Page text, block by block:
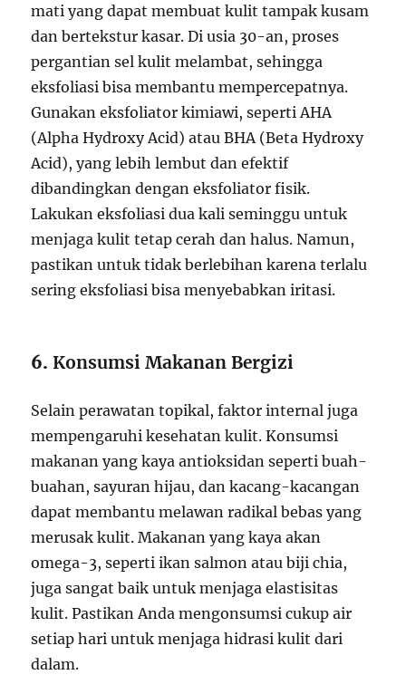
mati yang dapat membuat kulit tampak kusam
dan bertekstur kasar. Di usia 30-an, proses
pergantian sel kulit melambat, sehingga
eksfoliasi bisa membantu mempercepatnya.
Gunakan eksfoliator kimiawi, seperti AHA
(Alpha Hydroxy Acid) atau BHA (Beta Hydroxy
Acid), yang lebih lembut dan efektif
dibandingkan dengan eksfoliator fisik.
Lakukan eksfoliasi dua kali seminggu untuk
menjaga kulit tetap cerah dan halus. Namun,
pastikan untuk tidak berlebihan karena terlalu
sering eksfoliasi bisa menyebabkan iritasi.
6.Konsumsi Makanan Bergizi
Selain perawatan topikal, faktor internal juga
mempengaruhi kesehatan kulit. Konsumsi
makanan yang kaya antioksidan seperti buah-
buahan, sayuran hijau, dan kacang-kacangan
dapat membantu melawan radikal bebas yang
merusak kulit. Makanan yang kaya akan
omega-3, seperti ikan salmon atau biji chia,
juga sangat baik untuk menjaga elastisitas
kulit. Pastikan Anda mengonsumsi cukup air
setiap hari untuk menjaga hidrasi kulit dari
dalam.